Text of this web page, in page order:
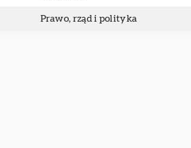
Prawo, rząd i polityka